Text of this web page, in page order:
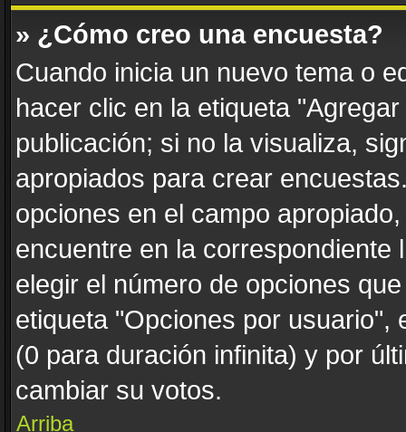
» ¿Cómo creo una encuesta?
Cuando inicia un nuevo tema o
hacer clic en la etiqueta
publicación; si no la visualiza,
apropiados para crear
opciones en el campo
encuentre en la correspondiente
elegir el número de opciones
etiqueta "Opciones por usuario",
(0 para duración infinita) y por
cambiar su votos.
Arriba